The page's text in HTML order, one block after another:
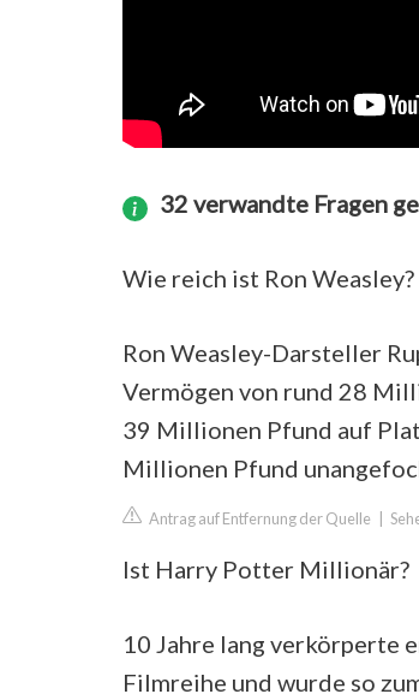
32 verwandte Fragen
Wie reich ist Ron Weasley?
Ron Weasley-Darsteller
Vermögen von rund 28
39 Millionen Pfund auf
Millionen Pfund
Antrag auf Entfernung der Quelle
Ist Harry Potter Millionär?
10 Jahre lang verkörperte
Filmreihe und wurde so